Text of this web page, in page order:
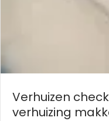
Verhuizen
verhuizing